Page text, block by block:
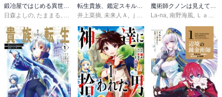
鍛冶屋ではじめる異世界スローライフ
日森よしの, たままる, キンタ
転生貴族、鑑定スキルで成り上がる ～弱小領地を受け継いだので、優秀な人材を増やしていたら、最強領地になってた～
井上菜摘, 未来人Ａ , ｊｉｍｍｙ
魔術師クノンは見えている
La-na, 南野海風, Ｌａｒｕｈａ